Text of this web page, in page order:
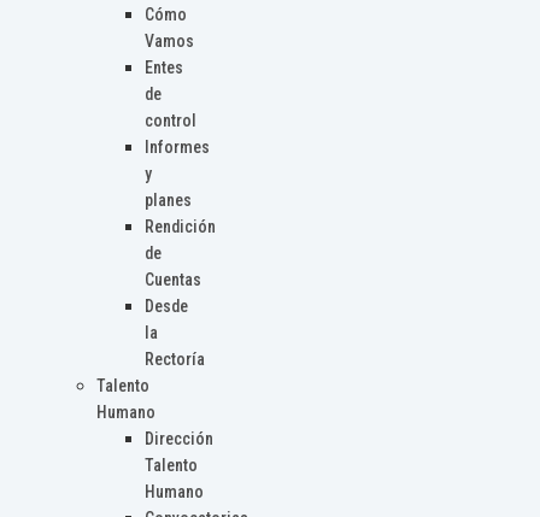
Cómo
Vamos
Entes
de
control
Informes
y
planes
Rendición
de
Cuentas
Desde
la
Rectoría
Talento
Humano
Dirección
Talento
Humano